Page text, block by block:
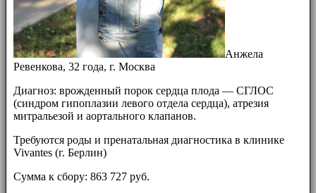
Анжела
Ревенкова, 32 года, г. Москва
Диагноз: врожденный порок сердца плода — СГЛОС
(синдром гипоплазии левого отдела сердца), атрезия
митральезой и аортального клапанов.
Требуются роды и пренатальная диагностика в клинике
Vivantes (г. Берлин)
Сумма к сбору: 863 727 руб.